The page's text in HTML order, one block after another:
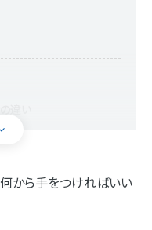
何から手をつければいい